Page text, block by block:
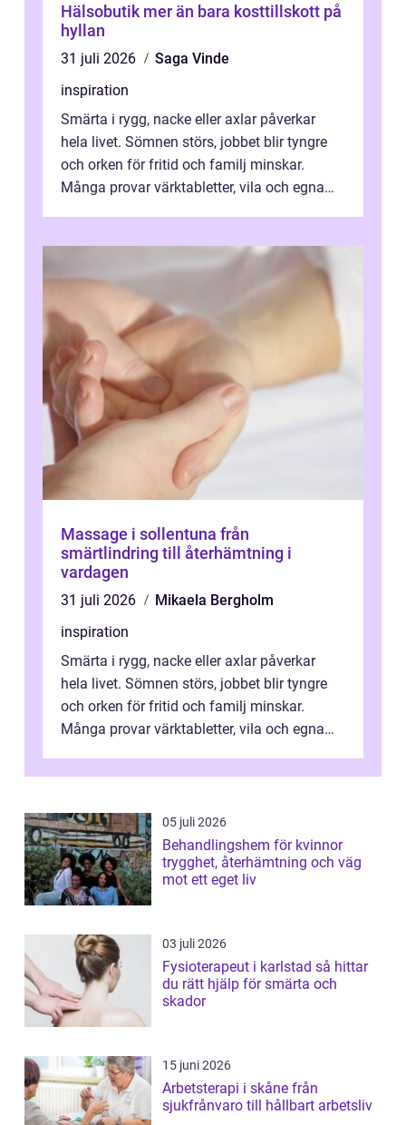
Hälsobutik mer än bara kosttillskott på
hyllan
31 juli 2026
Saga Vinde
inspiration
Smärta i rygg, nacke eller axlar påverkar
hela livet. Sömnen störs, jobbet blir tyngre
och orken för fritid och familj minskar.
Många provar värktabletter, vila och egna
Massage i sollentuna från
smärtlindring till återhämtning i
vardagen
31 juli 2026
Mikaela Bergholm
inspiration
Smärta i rygg, nacke eller axlar påverkar
hela livet. Sömnen störs, jobbet blir tyngre
och orken för fritid och familj minskar.
Många provar värktabletter, vila och egna
05 juli 2026
Behandlingshem för kvinnor
trygghet, återhämtning och väg
mot ett eget liv
03 juli 2026
Fysioterapeut i karlstad så hittar
du rätt hjälp för smärta och
skador
15 juni 2026
Arbetsterapi i skåne från
sjukfrånvaro till hållbart arbetsliv